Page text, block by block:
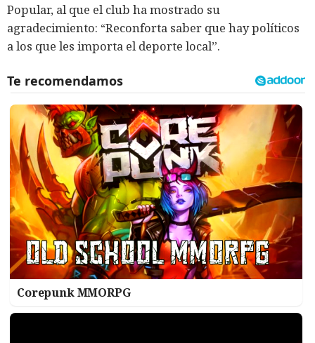
Popular, al que el club ha mostrado su
agradecimiento: “Reconforta saber que hay políticos
a los que les importa el deporte local”.
Corepunk MMORPG